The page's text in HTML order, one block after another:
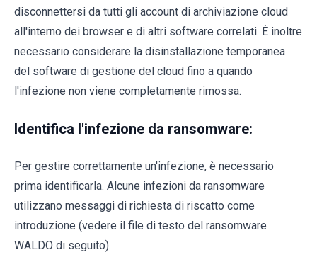
disconnettersi da tutti gli account di archiviazione cloud
all'interno dei browser e di altri software correlati. È inoltre
necessario considerare la disinstallazione temporanea
del software di gestione del cloud fino a quando
l'infezione non viene completamente rimossa.
Identifica l'infezione da ransomware:
Per gestire correttamente un'infezione, è necessario
prima identificarla. Alcune infezioni da ransomware
utilizzano messaggi di richiesta di riscatto come
introduzione (vedere il file di testo del ransomware
WALDO di seguito).